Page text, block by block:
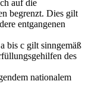
auf die
begrenzt. Dies gilt
entgangenen
bis c gilt sinngemäß
des
nationalem